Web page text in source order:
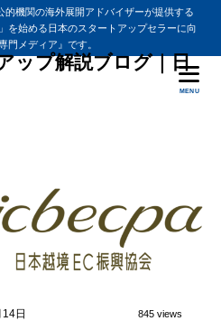
的機関の海外展開アドバイザーが提供する
を始める日本のスタートアップセラーに向
門メディア』です。
ップ解説ブログ｜日
MENU
日 845 views